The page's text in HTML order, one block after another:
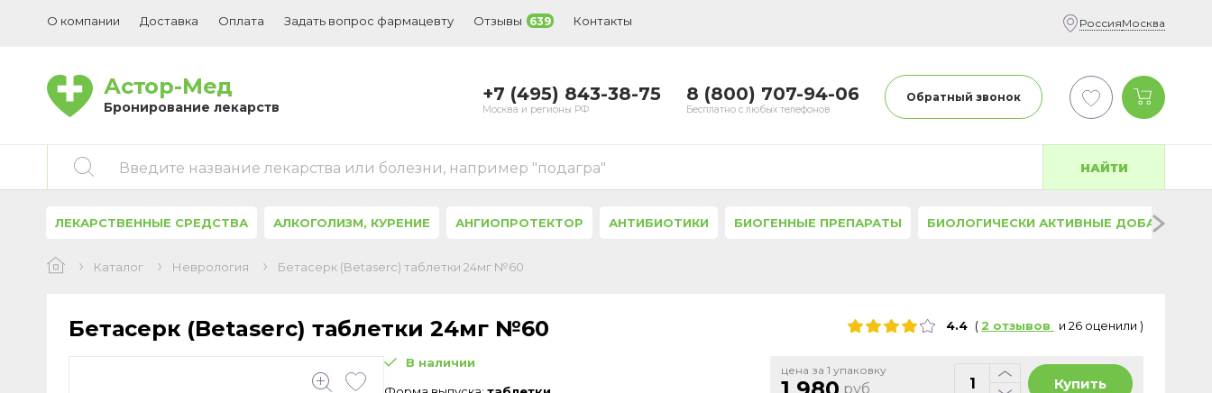
О компании Доставка Оплата Задать вопрос фармацевту Отзывы 639 Контакты РоссияМосква
Астор-Мед
Бронирование лекарств
+7 (495) 843-38-75
Москва и регионы РФ
8 (800) 707-94-06
Бесплатно с любых телефонов
Обратный звонок
Введите название лекарства или болезни, например "подагра" НАЙТИ
ЛЕКАРСТВЕННЫЕ СРЕДСТВА АЛКОГОЛИЗМ, КУРЕНИЕ АНГИОПРОТЕКТОР АНТИБИОТИКИ БИОГЕННЫЕ ПРЕПАРАТЫ БИОЛОГИЧЕСКИ АКТИВНЫЕ ДОБАВКИ
Каталог Неврология Бетасерк (Betaserc) таблетки 24мг №60
Бетасерк (Betaserc) таблетки 24мг №60 4.4 (2 отзывов и 26 оценили )
В наличии
цена за 1 упаковку
руб Купить